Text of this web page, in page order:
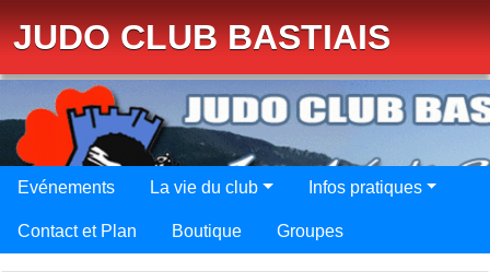
JUDO CLUB BASTIAIS
Evénements La vie du club Infos pratiques
Contact et Plan Boutique Groupes